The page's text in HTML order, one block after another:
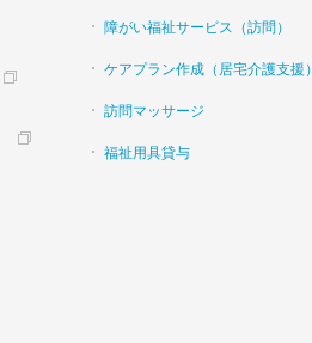
障がい福祉サービス（訪問）
ケアプラン作成（居宅介護支援）
訪問マッサージ
福祉用具貸与